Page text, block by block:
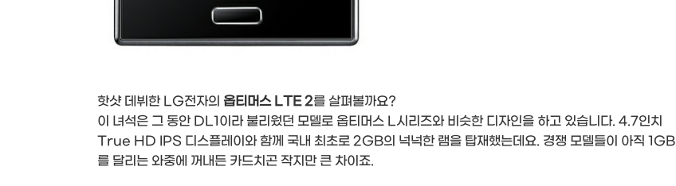
핫샷 데뷔한 LG전자의 옵티머스 LTE 2를 살펴볼까요?
이 녀석은 그 동안 DL1이라 불리웠던 모델로 옵티머스 L시리즈와 비슷한 디자인을 하고 있습니다. 4.7인치
True HD IPS 디스플레이와 함께 국내 최초로 2GB의 넉넉한 램을 탑재했는데요. 경쟁 모델들이 아직 1GB
를 달리는 와중에 꺼내든 카드치곤 작지만 큰 차이죠.